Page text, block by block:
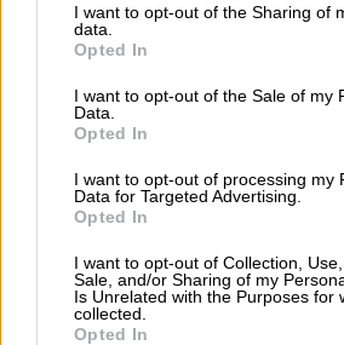
to Google and its third-party tags to
purposes in below Google consent
I want to opt-out of the Sharing of
data.
Opted In
I want to opt-out of the Sale of my
Data.
Opted In
I want to opt-out of processing my
Data for Targeted Advertising.
Opted In
I want to opt-out of Collection, Use,
Sale, and/or Sharing of my
Is Unrelated with the Purposes for
collected.
Opted In
Popular Searches
Moving Services
Dentists Car Garages Plumbers &
more >>
Local Search
Athens Thessaloniki
Peristeri Kavala Tripoli Kallithea
more >>